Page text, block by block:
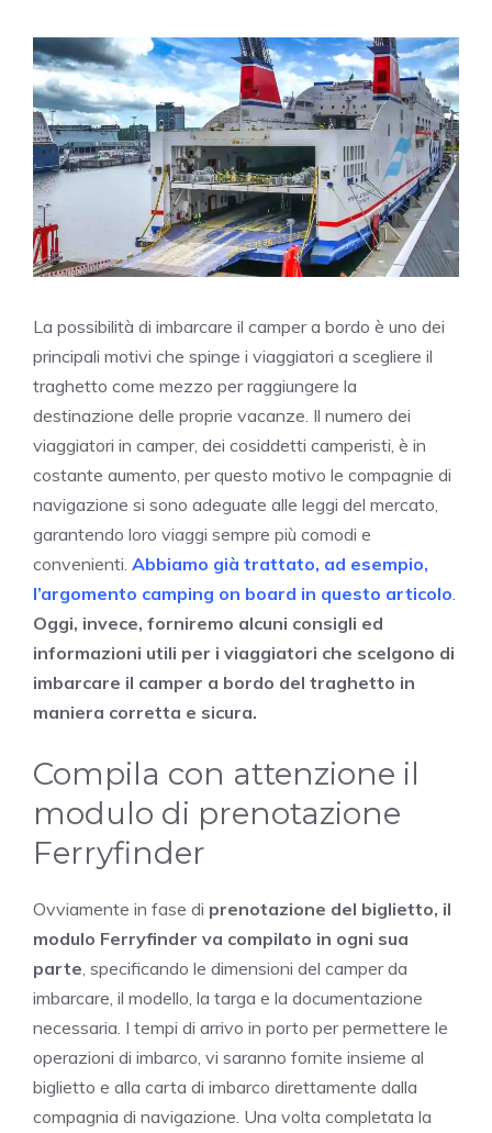
La possibilità di imbarcare il camper a bordo è uno dei
principali motivi che spinge i viaggiatori a scegliere il
traghetto come mezzo per raggiungere la
destinazione delle proprie vacanze. Il numero dei
viaggiatori in camper, dei cosiddetti camperisti, è in
costante aumento, per questo motivo le compagnie di
navigazione si sono adeguate alle leggi del mercato,
garantendo loro viaggi sempre più comodi e
convenienti. Abbiamo già trattato, ad esempio,
l’argomento camping on board in questo articolo
Oggi, invece, forniremo alcuni consigli ed
informazioni utili per i viaggiatori che scelgono di
imbarcare il camper a bordo del traghetto in
maniera corretta e sicura.
Compila con attenzione il
modulo di prenotazione
Ferryfinder
Ovviamente in fase di prenotazione del biglietto, il
modulo Ferryfinder va compilato in ogni sua
parte , specificando le dimensioni del camper da
imbarcare, il modello, la targa e la documentazione
necessaria. I tempi di arrivo in porto per permettere le
operazioni di imbarco, vi saranno fornite insieme al
biglietto e alla carta di imbarco direttamente dalla
compagnia di navigazione. Una volta completata la